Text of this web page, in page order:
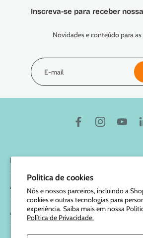
Politica de cookies
Nós e nossos parceiros, incluindo a
cookies e outras tecnologias para
experiência. Saiba mais em nossa
Política de Privacidade.
Inscreva-se para receber
Novidades e conteúdo para
E-mail
Marcus & Marcus
Ajuda
Atendimento